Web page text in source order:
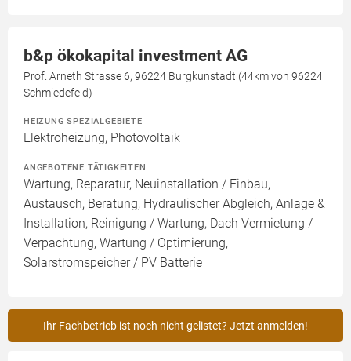
b&p ökokapital investment AG
Prof. Arneth Strasse 6, 96224 Burgkunstadt (44km von 96224
Schmiedefeld)
HEIZUNG SPEZIALGEBIETE
Elektroheizung, Photovoltaik
ANGEBOTENE TÄTIGKEITEN
Wartung, Reparatur, Neuinstallation / Einbau,
Austausch, Beratung, Hydraulischer Abgleich, Anlage &
Installation, Reinigung / Wartung, Dach Vermietung /
Verpachtung, Wartung / Optimierung,
Solarstromspeicher / PV Batterie
Ihr Fachbetrieb ist noch nicht gelistet? Jetzt anmelden!